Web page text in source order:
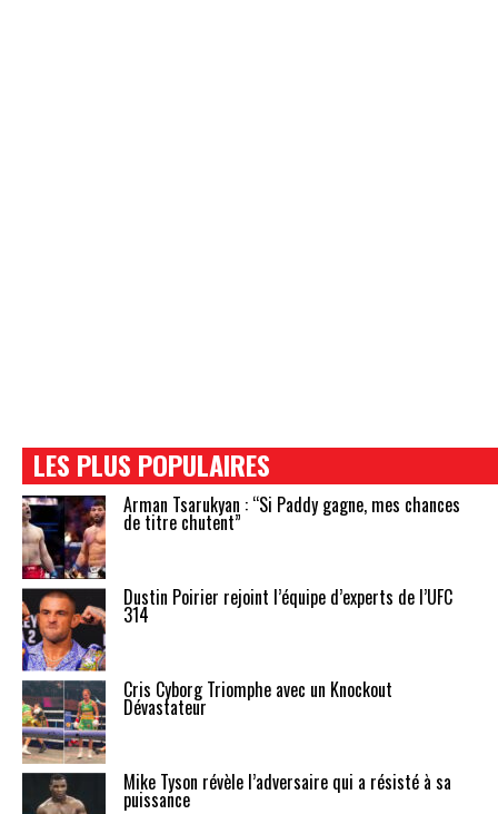
LES PLUS POPULAIRES
Arman Tsarukyan : “Si Paddy gagne, mes chances
de titre chutent”
Dustin Poirier rejoint l’équipe d’experts de l’UFC
314
Cris Cyborg Triomphe avec un Knockout
Dévastateur
Mike Tyson révèle l’adversaire qui a résisté à sa
puissance